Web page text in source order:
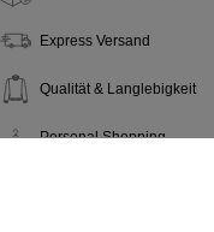
Express Versand
Qualität & Langlebigkeit
Personal Shopping